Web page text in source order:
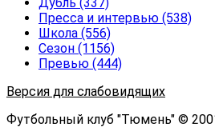
Дубль (337)
Пресса и интервью (538)
Школа (556)
Сезон (1156)
Превью (444)
Версия для слабовидящих
Футбольный клуб "Тюмень" ©